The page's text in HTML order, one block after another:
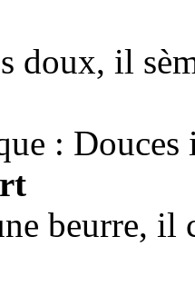
doux, il
: Douces
beurre, il